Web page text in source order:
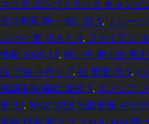
マツダ ボンゴトラック キャンピ
北斗無双 朝一 狙い目 5, トレー
ンバー 音 小さく 4, ファイテン
情報 2020 13, 歌い手 夢小説 男
品 子供 手作り 7, 蚊 撃退 音 5,
体調不良 嘔吐 漫画 5, ネメシア
更 30, Nhzt W58 地図更新 やり